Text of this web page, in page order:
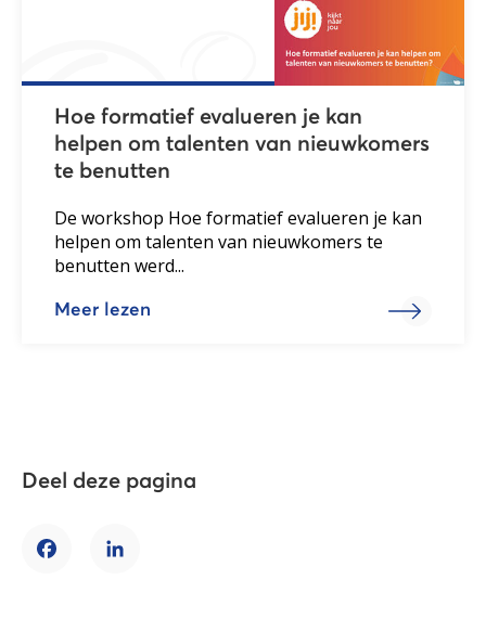
Hoe formatief evalueren je kan
helpen om talenten van nieuwkomers
te benutten
De workshop Hoe formatief evalueren je kan
helpen om talenten van nieuwkomers te
benutten werd...
Meer lezen
Deel deze pagina
FacebookLinkedIn